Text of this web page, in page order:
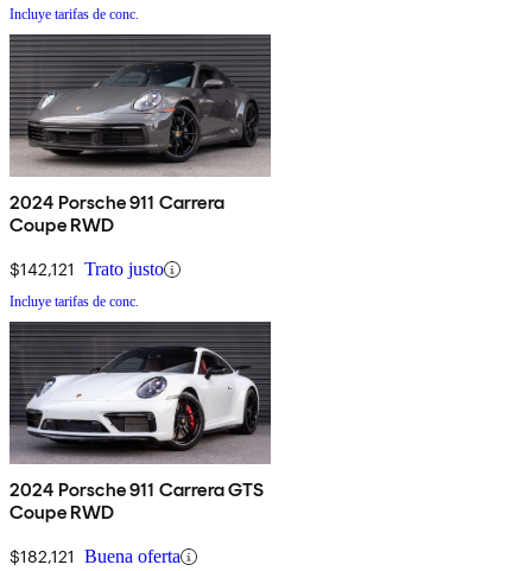
Incluye tarifas de conc.
2024 Porsche 911 Carrera
Coupe RWD
$142,121 Trato justo
Incluye tarifas de conc.
2024 Porsche 911 Carrera GTS
Coupe RWD
$182,121 Buena oferta